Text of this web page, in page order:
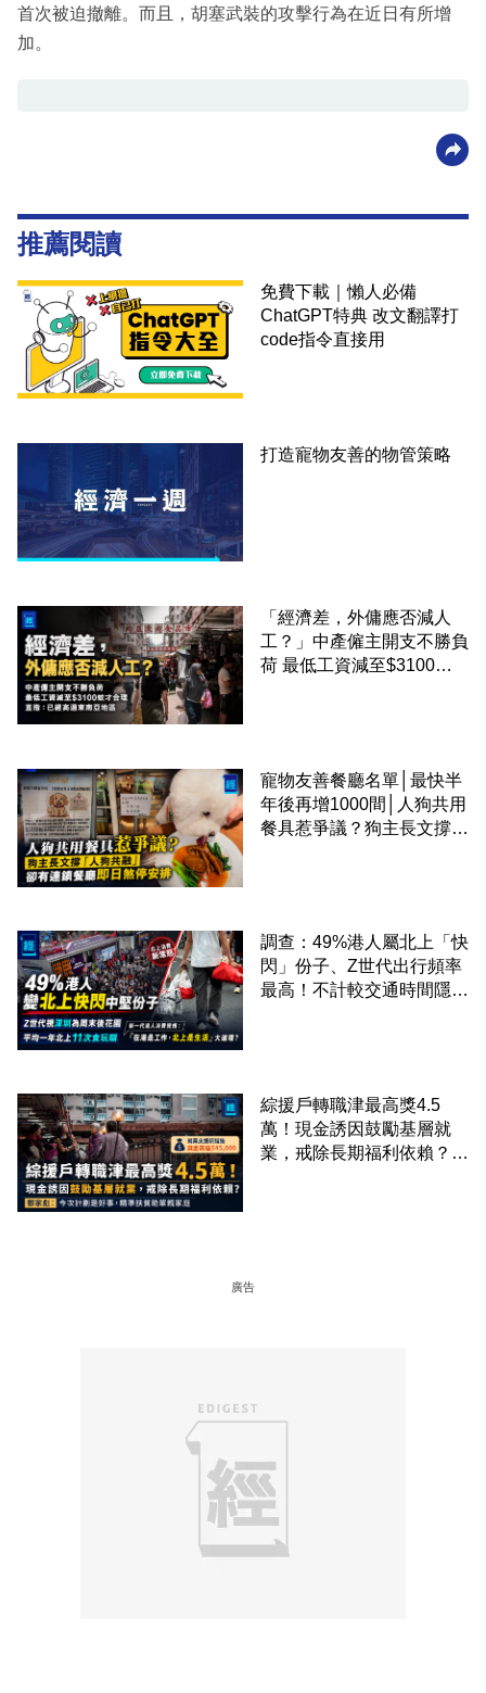
首次被迫撤離。而且，胡塞武裝的攻擊行為在近日有所增
加。
推薦閱讀
免費下載｜懶人必備
ChatGPT特典 改文翻譯打
code指令直接用
打造寵物友善的物管策略
「經濟差，外傭應否減人
工？」中產僱主開支不勝負
荷 最低工資減至$3100蚊
寵物友善餐廳名單│最快半
年後再增1000間│人狗共用
餐具惹爭議？狗主長文撐
調查：49%港人屬北上「快
閃」份子、Z世代出行頻率
最高！不計較交通時間隱形
綜援戶轉職津最高獎4.5
萬！現金誘因鼓勵基層就
業，戒除長期福利依賴？鄧
廣告